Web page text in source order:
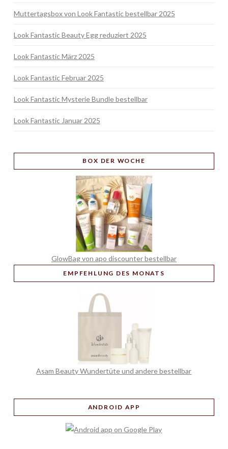
Muttertagsbox von Look Fantastic bestellbar 2025
Look Fantastic Beauty Egg reduziert 2025
Look Fantastic März 2025
Look Fantastic Februar 2025
Look Fantastic Mysterie Bundle bestellbar
Look Fantastic Januar 2025
BOX DER WOCHE
GlowBag von apo discounter bestellbar
EMPFEHLUNG DES MONATS
Asam Beauty Wundertüte und andere bestellbar
ANDROID APP